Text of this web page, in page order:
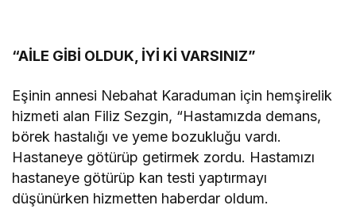
“AİLE GİBİ OLDUK, İYİ Kİ VARSINIZ”
Eşinin annesi Nebahat Karaduman için hemşirelik
hizmeti alan Filiz Sezgin, “Hastamızda demans,
börek hastalığı ve yeme bozukluğu vardı.
Hastaneye götürüp getirmek zordu. Hastamızı
hastaneye götürüp kan testi yaptırmayı
düşünürken hizmetten haberdar oldum.